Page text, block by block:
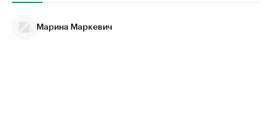
Марина Маркевич